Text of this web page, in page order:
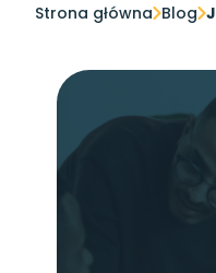
Strona główna Blog